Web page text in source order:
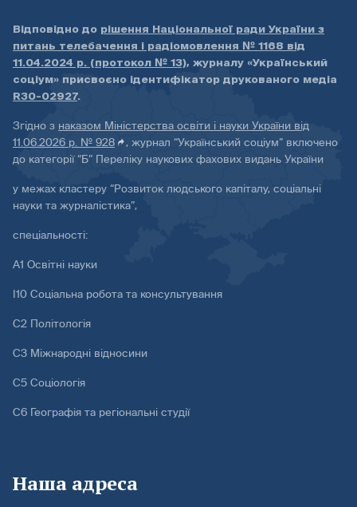
Відповідно до рішення Національної ради України з
питань телебачення і радіомовлення № 1168 від
11.04.2024 р. (протокол № 13), журналу «Український
соціум» присвоєно ідентифікатор друкованого медіа
R30-02927.
Згідно з наказом Міністерства освіти і науки України від
11.06.2026 р. № 928
, журнал “Український соціум” включено
до категорії “Б” Переліку наукових фахових видань України
у межах кластеру “Розвиток людського капіталу, соціальні
науки та журналістика”,
спеціальності:
А1 Освітні науки
І10 Соціальна робота та консультування
С2 Політологія
С3 Міжнародні відносини
С5 Соціологія
С6 Географія та регіональні студії
Наша адреса